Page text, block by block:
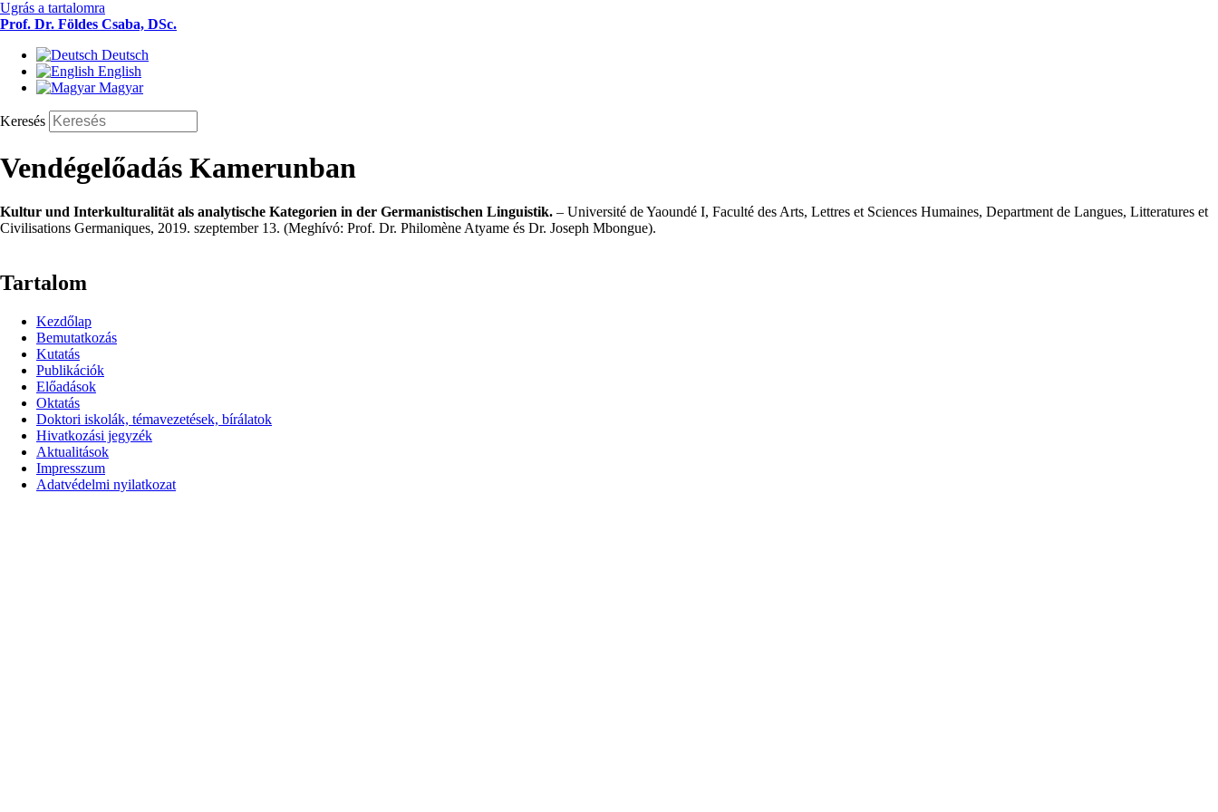
Ugrás a tartalomra
Prof. Dr. Földes Csaba, DSc.
Deutsch
English
Magyar
Keresés
Vendégelőadás Kamerunban
Kultur und Interkulturalität als analytische Kategorien in der Germanistischen Linguistik. – Université de Yaoundé I, Faculté des Arts, Lettres et Sciences Humaines, Department de Langues, Litteratures et
Civilisations Germaniques, 2019. szeptember 13. (Meghívó: Prof. Dr. Philomène Atyame és Dr. Joseph Mbongue).
Tartalom
Kezdőlap
Bemutatkozás
Kutatás
Publikációk
Előadások
Oktatás
Doktori iskolák, témavezetések, bírálatok
Hivatkozási jegyzék
Aktualitások
Impresszum
Adatvédelmi nyilatkozat